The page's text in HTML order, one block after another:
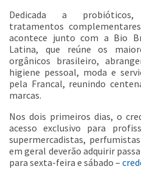
Dedicada a
tratamentos
acontece junto com a Bio
Latina, que reúne os
orgânicos brasileiro,
higiene pessoal, moda e
pela Francal, reunindo
marcas.
Nos dois primeiros dias, o
acesso exclusivo para
supermercadistas,
em geral deverão adquirir
para sexta-feira e sábado –